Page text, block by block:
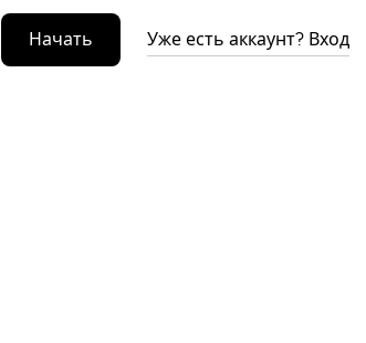
Начать Уже есть аккаунт? Вход